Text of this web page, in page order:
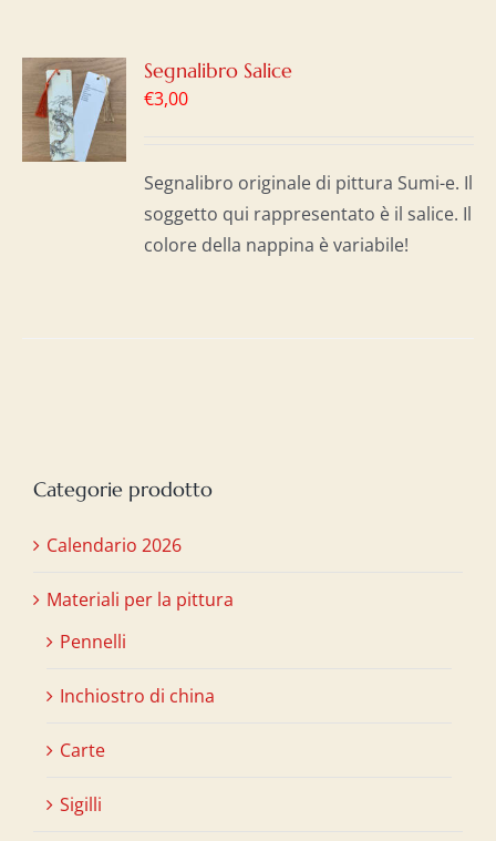
Segnalibro Salice
€3,00
Segnalibro originale di pittura Sumi-e. Il
soggetto qui rappresentato è il salice. Il
colore della nappina è variabile!
Categorie prodotto
Calendario 2026
Materiali per la pittura
Pennelli
Inchiostro di china
Carte
Sigilli